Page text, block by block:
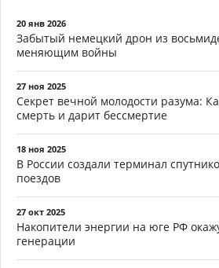
20 янв 2026
Забытый немецкий дрон из
меняющим войны
27 ноя 2025
Секрет вечной молодости разума:
смерть и дарит бессмертие
18 ноя 2025
В России создали терминал
поездов
27 окт 2025
Накопители энергии на юге РФ
генерации